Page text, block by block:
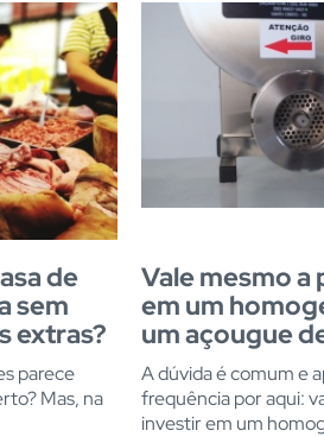
de
sem
extras?
parece
Mas, na
Vale mesmo a
em um
um açougue
A dúvida é comum e
frequência por aqui:
investir em um